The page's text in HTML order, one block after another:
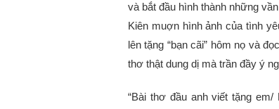
và bắt đầu hình thành những
Kiên muợn hình ảnh của tình
lên tặng “bạn cãi” hôm nọ và
thơ thật dung dị mà trần đầy ý
“Bài thơ đầu anh viết tặng